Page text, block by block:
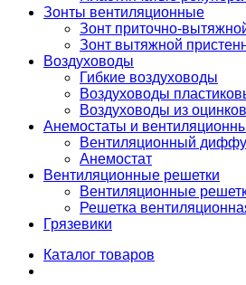
Зонты вентиляционные
Зонт приточно-
Зонт вытяжной
Воздуховоды
Гибкие воздуховоды
Воздуховоды
Воздуховоды из
Анемостаты и
Вентиляционный
Анемостат
Вентиляционные решетки
Вентиляционные
Решетка
Грязевики
Каталог товаров